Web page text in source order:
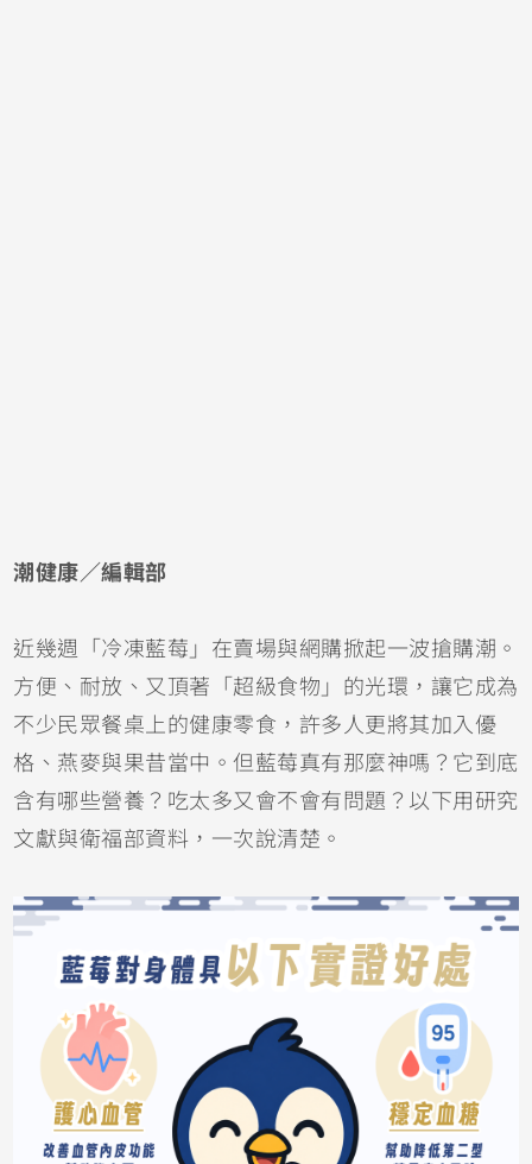
潮健康／編輯部
近幾週「冷凍藍莓」在賣場與網購掀起一波搶購潮。
方便、耐放、又頂著「超級食物」的光環，讓它成為
不少民眾餐桌上的健康零食，許多人更將其加入優
格、 燕麥與果昔當中。但藍莓真有那麼神嗎？它到底
含有哪些營養？吃太多又會不會有問題？以下用研究
文獻與衛福部資料，一次說清楚。